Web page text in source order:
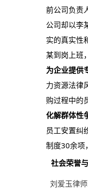
前公司负责
公司却以李
实的真实性
某到岗上班
为企业提供
力资源法律
购过程中的
化解群体性
员工安置纠
制度30余项
社会荣誉
刘爱玉律